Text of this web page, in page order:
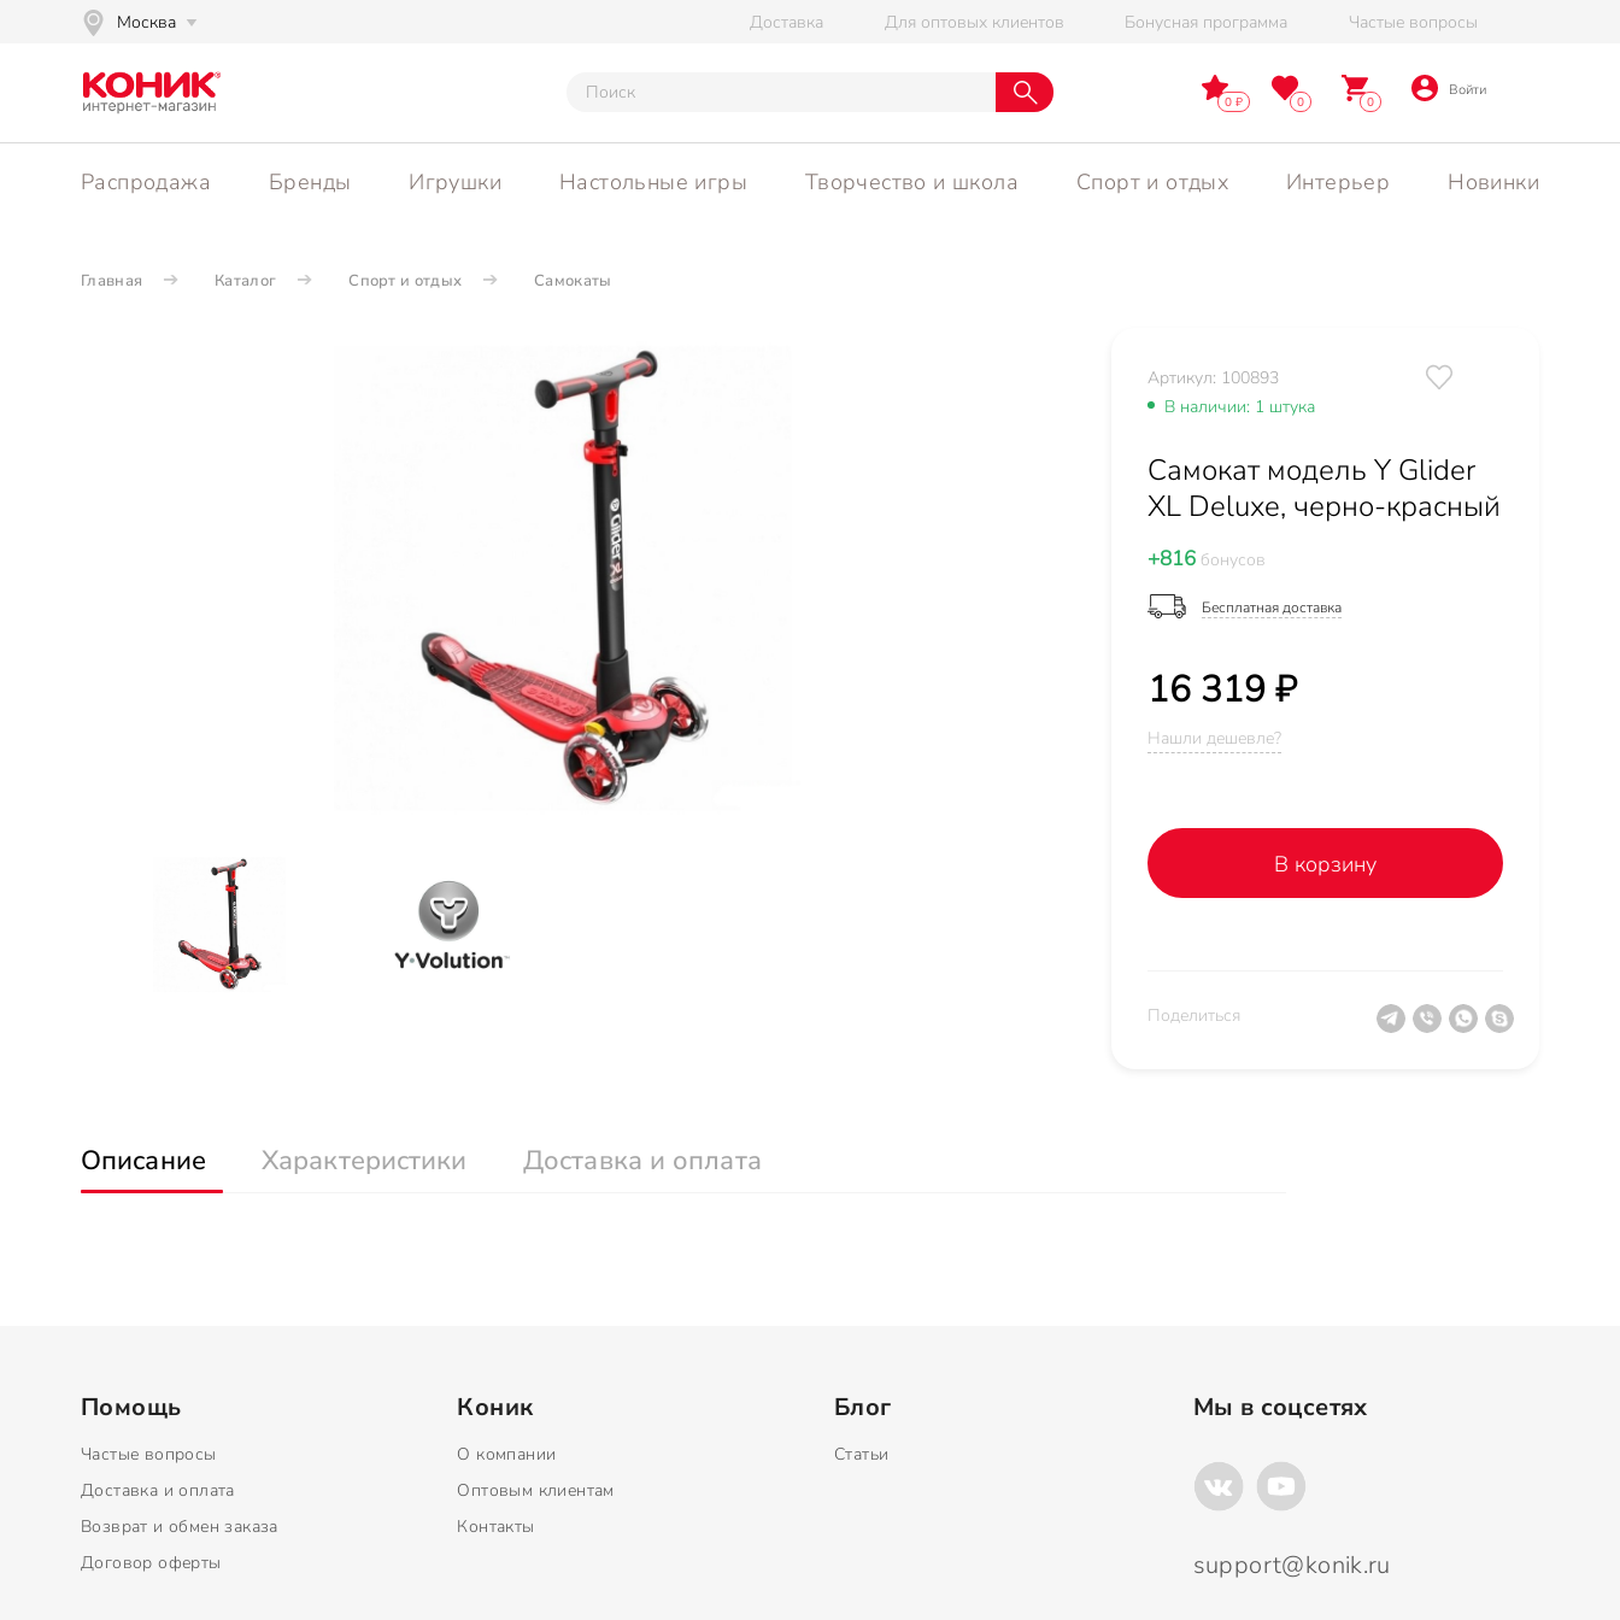
Москва Доставка Для оптовых клиентов Бонусная программа Частые вопросы
0 0 0
Войти
Распродажа Бренды Игрушки Настольные игры Творчество и школа Спорт и отдых Интерьер Новинки
Главная Каталог Спорт и отдых Самокаты
Артикул: 100893
В наличии: 1 штука
Самокат модель Y Glider
XL Deluxe, черно-красный
+816бонусов
Бесплатная доставка
16 319 ₽
Нашли дешевле?
В корзину
Поделиться
Описание Характеристики Доставка и оплата
Помощь
Частые вопросы
Доставка и оплата
Возврат и обмен заказа
Договор оферты
Коник
О компании
Оптовым клиентам
Контакты
Блог
Статьи
Мы в соцсетях
support@konik.ru